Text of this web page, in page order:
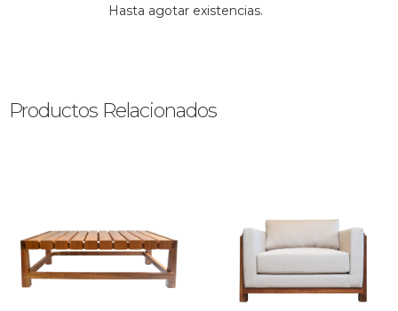
Hasta agotar existencias.
Productos Relacionados